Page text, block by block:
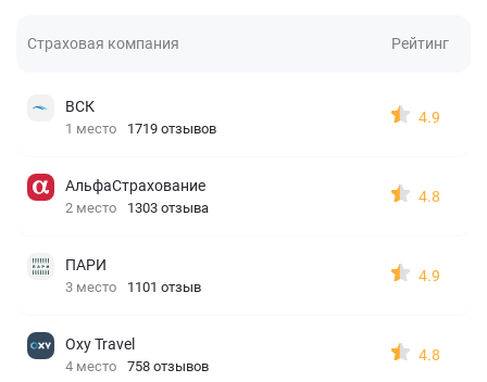
Страховая компания Рейтинг
ВСК
1 место 1719 отзывов
4.9
АльфаСтрахование
2 место 1303 отзыва
4.8
ПАРИ
3 место 1101 отзыв
4.9
Oxy Travel
4 место 758 отзывов
4.8